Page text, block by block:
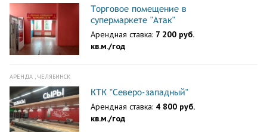
Торговое помещение в
супермаркете "Атак"
Арендная ставка: 7 200 руб.
кв.м./год
АРЕНДА , ЧЕЛЯБИНСК
КТК "Северо-западный"
Арендная ставка: 4 800 руб.
кв.м./год